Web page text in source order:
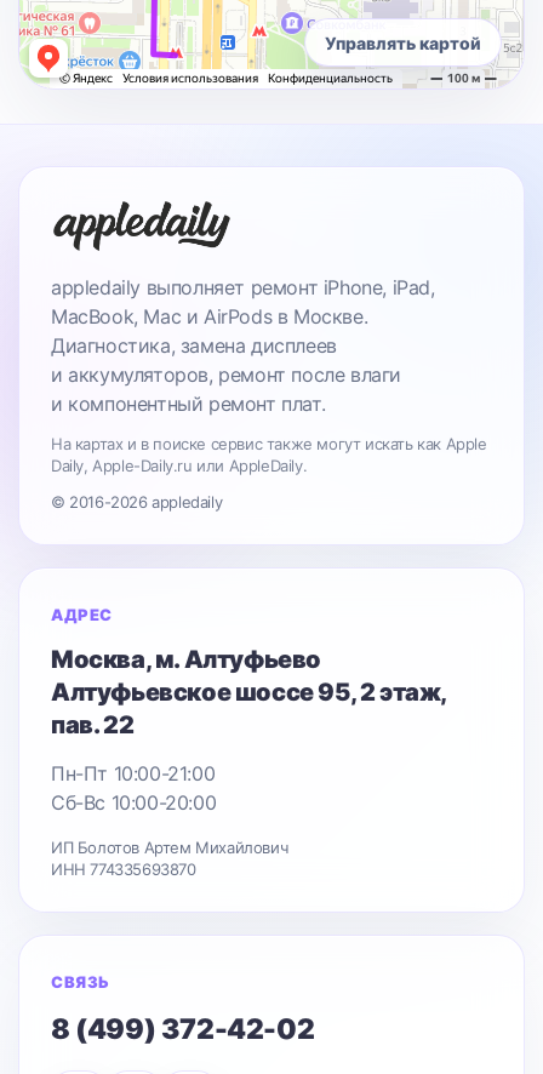
Управлять картой
appledaily выполняет ремонт iPhone, iPad,
MacBook, Mac и AirPods в Москве.
Диагностика, замена дисплеев
и аккумуляторов, ремонт после влаги
и компонентный ремонт плат.
На картах и в поиске сервис также могут искать как Apple
Daily, Apple-Daily.ru или AppleDaily.
© 2016-2026 appledaily
АДРЕС
Москва, м. Алтуфьево
Алтуфьевское шоссе 95, 2 этаж,
пав. 22
Пн-Пт 10:00-21:00
Сб-Вс 10:00-20:00
ИП Болотов Артем Михайлович
ИНН 774335693870
СВЯЗЬ
8 (499) 372-42-02